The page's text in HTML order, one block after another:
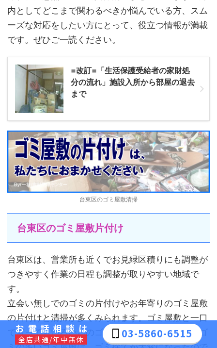
内としてどこまで関わるべきか悩んでいる方、スム
ーズな対応をしたい方にとって、役立つ情報が満載
です。ぜひご一読ください。
=改訂=「生活保護受給者の家財処
分の流れ」施設入所から部屋の退去
まで
台東区のゴミ屋敷清掃
台東区のゴミ屋敷片付け
台東区は、営業所も近くでお見緑区積りにも調整が
つきやすく作業の日程も調整が取りやすい地域で
す。
立会い無しでのゴミの片付けやお年寄りのゴミ屋敷
の片付けと清掃が多くみられます。ゴミ屋敷と一口
で言ってもいろいろのゴミ屋敷があります。食品ゴ
お電話相談は
全店共通/年中無休 03-5860-6515